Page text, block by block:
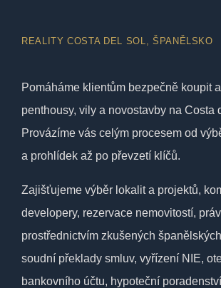
REALITY COSTA DEL SOL, ŠPANĚLSKO
Pomáháme klientům bezpečně koupit
penthousy, vily a novostavby na Costa
Provázíme vás celým procesem od
a prohlídek až po převzetí klíčů.
Zajišťujeme výběr lokalit a projektů,
developery, rezervace nemovitostí,
prostřednictvím zkušených
soudní překlady smluv, vyřízení NIE,
bankovního účtu, hypoteční